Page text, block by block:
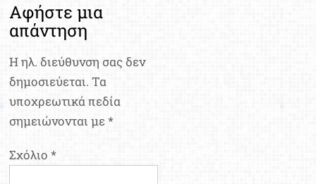
Αφήστε μια
απάντηση
Η ηλ. διεύθυνση σας δεν
δημοσιεύεται. Τα
υποχρεωτικά πεδία
σημειώνονται με*
Σχόλιο*